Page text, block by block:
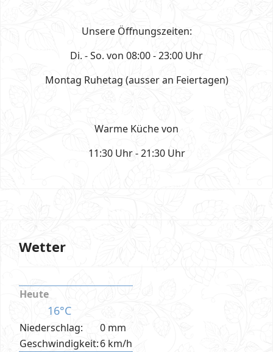
Unsere Öffnungszeiten:
Di. - So. von 08:00 - 23:00 Uhr
Montag Ruhetag (ausser an Feiertagen)
Warme Küche von
11:30 Uhr - 21:30 Uhr
Wetter
Heute
16°C
Niederschlag:
0 mm
Geschwindigkeit:6 km/h